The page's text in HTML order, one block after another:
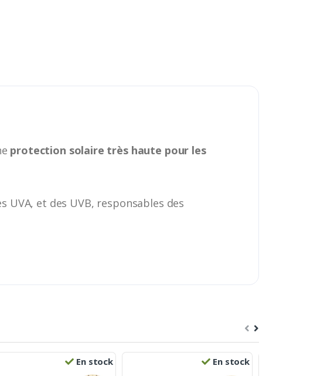
protection solaire très haute pour les
et des UVB, responsables des
En stock En stock